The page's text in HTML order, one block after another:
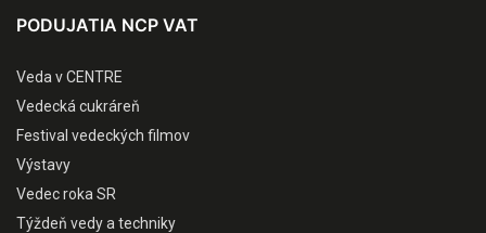
PODUJATIA NCP VAT
Veda v CENTRE
Vedecká cukráreň
Festival vedeckých filmov
Výstavy
Vedec roka SR
Týždeň vedy a techniky